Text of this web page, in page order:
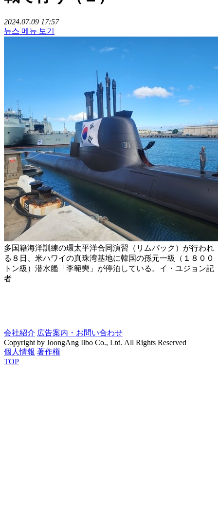
2024.07.09 17:57
뉴스 메뉴 보기
多国籍海洋訓練の環太平洋合同演習（リムパック）が行われ
る８日、米ハワイの真珠湾基地に韓国の孫元一級（１８００
トン級）潜水艦「李範奭」が停泊している。イ・ユジョン記
者
会社紹介 広告案内・お問い合わせ
Copyright by JoongAng Ilbo Co., Ltd. All Rights Reserved
個人情報 著作権
TOP